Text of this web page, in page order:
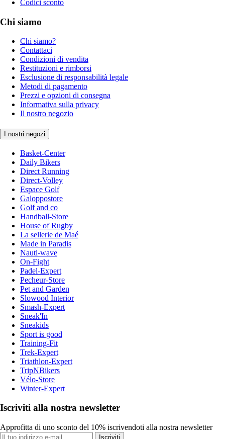
Codici sconto
Chi siamo
Chi siamo?
Contattaci
Condizioni di vendita
Restituzioni e rimborsi
Esclusione di responsabilità legale
Metodi di pagamento
Prezzi e opzioni di consegna
Informativa sulla privacy
Il nostro negozio
I nostri negozi
Basket-Center
Daily Bikers
Direct Running
Direct-Volley
Espace Golf
Galoppostore
Golf and co
Handball-Store
House of Rugby
La sellerie de Maé
Made in Paradis
Nauti-wave
On-Fight
Padel-Expert
Pecheur-Store
Pet and Garden
Slowood Interior
Smash-Expert
Sneak'In
Sneakids
Sport is good
Training-Fit
Trek-Expert
Triathlon-Expert
TripNBikers
Vélo-Store
Winter-Expert
Iscriviti alla nostra newsletter
Approfitta di uno sconto del 10% iscrivendoti alla nostra newsletter
Iscriviti